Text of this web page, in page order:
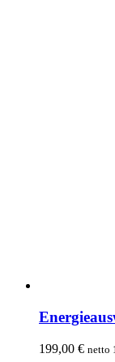
199,00 € netto